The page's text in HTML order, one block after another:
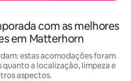
com as melhores
em Matterhorn
estas acomodações foram
quanto a localização, limpeza e
aspectos.